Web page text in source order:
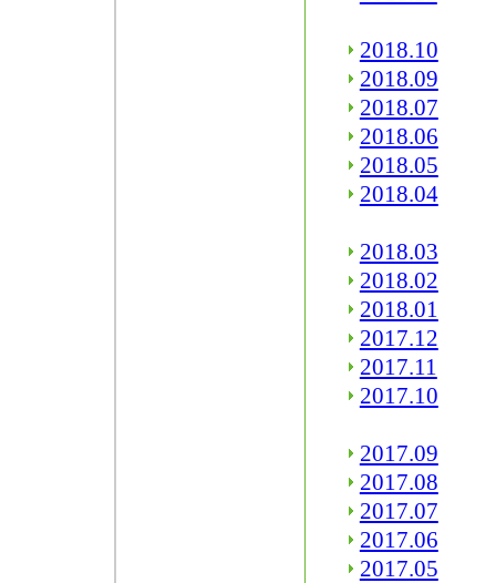
2018.10
2018.09
2018.07
2018.06
2018.05
2018.04
2018.03
2018.02
2018.01
2017.12
2017.11
2017.10
2017.09
2017.08
2017.07
2017.06
2017.05